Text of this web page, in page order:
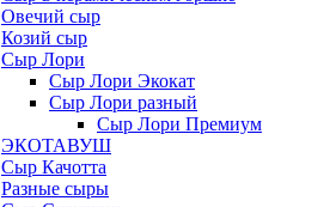
Овечий сыр
Козий сыр
Сыр Лори
Сыр Лори Экокат
Сыр Лори разный
Сыр Лори Премиум
ЭКОТАВУШ
Сыр Качотта
Разные сыры